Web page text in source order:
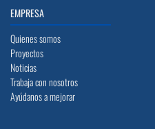
EMPRESA
Quienes somos
Proyectos
Noticias
Trabaja con nosotros
Ayúdanos a mejorar